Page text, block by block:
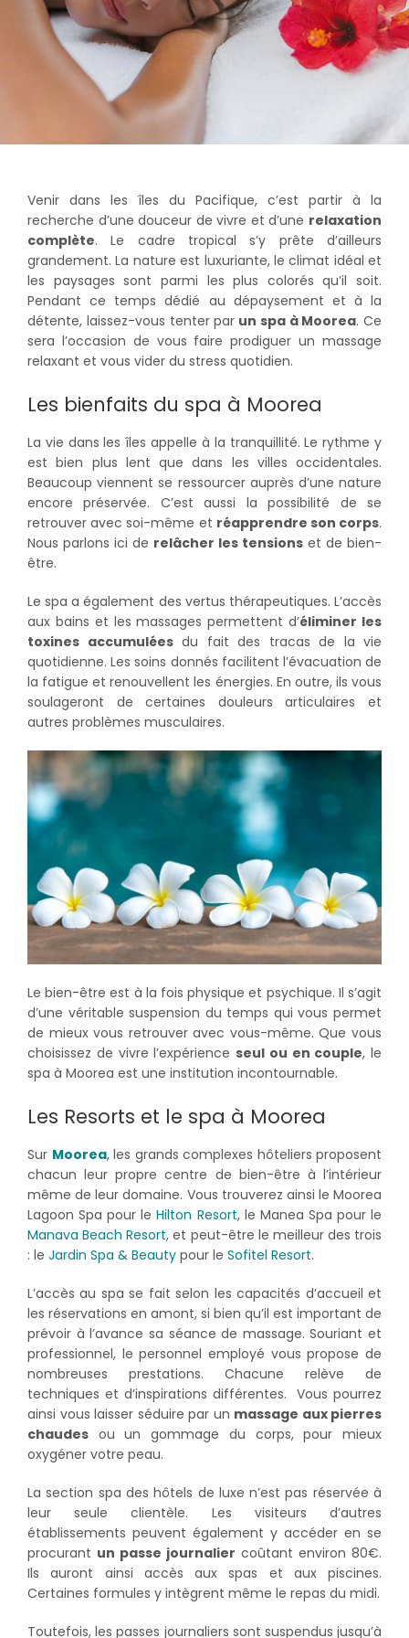
Venir dans les îles du Pacifique, c’est partir à la
recherche d’une douceur de vivre et d’une relaxation
complète. Le cadre tropical s’y prête d’ailleurs
grandement. La nature est luxuriante, le climat idéal et
les paysages sont parmi les plus colorés qu’il soit.
Pendant ce temps dédié au dépaysement et à la
détente, laissez-vous tenter par un spa à Moorea. Ce
sera l’occasion de vous faire prodiguer un massage
relaxant et vous vider du stress quotidien.
Les bienfaits du spa à Moorea
La vie dans les îles appelle à la tranquillité. Le rythme y
est bien plus lent que dans les villes occidentales.
Beaucoup viennent se ressourcer auprès d’une nature
encore préservée. C’est aussi la possibilité de se
retrouver avec soi-même et réapprendre son corps.
Nous parlons ici de relâcher les tensions et de bien-
être.
Le spa a également des vertus thérapeutiques. L’accès
aux bains et les massages permettent d’éliminer les
toxines accumuléesdu fait des tracas de la vie
quotidienne. Les soins donnés facilitent l’évacuation de
la fatigue et renouvellent les énergies. En outre, ils vous
soulageront de certaines douleurs articulaires et
autres problèmes musculaires.
Le bien-être est à la fois physique et psychique. Il s’agit
d’une véritable suspension du temps qui vous permet
de mieux vous retrouver avec vous-même. Que vous
choisissez de vivre l’expérience seul ou en couple, le
spa à Moorea est une institution incontournable.
Les Resorts et le spa à Moorea
Sur Moorea, les grands complexes hôteliers proposent
chacun leur propre centre de bien-être à l’intérieur
même de leur domaine. Vous trouverez ainsi le Moorea
Lagoon Spa pour leHilton Resort, le Manea Spa pour le
Manava Beach Resort, et peut-être le meilleur des trois
: le Jardin Spa & Beauty pour le Sofitel Resort.
L’accès au spa se fait selon les capacités d’accueil et
les réservations en amont, si bien qu’il est important de
prévoir à l’avance sa séance de massage. Souriant et
professionnel, le personnel employé vous propose de
nombreuses prestations. Chacune relève de
techniques et d’inspirations différentes. Vous pourrez
ainsi vous laisser séduire par un massage aux pierres
chaudes ou un gommage du corps, pour mieux
oxygéner votre peau.
La section spa des hôtels de luxe n’est pas réservée à
leur seule clientèle. Les visiteurs d’autres
établissements peuvent également y accéder en se
procurant un passe journalier coûtant environ 80€.
Ils auront ainsi accès aux spas et aux piscines.
Certaines formules y intègrent même le repas du midi.
Toutefois, les passes journaliers sont suspendus jusqu’à